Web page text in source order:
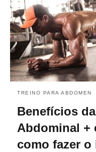
TREINO PARA ABDOMEN
Benefícios
Abdominal +
como fazer o